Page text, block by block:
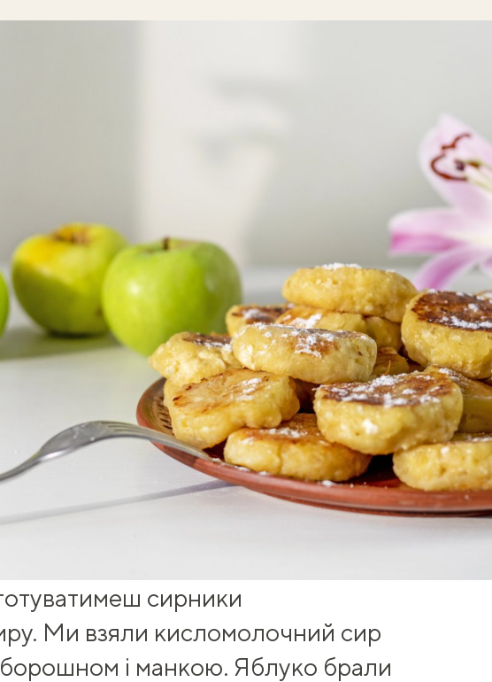
сирники
. Ми взяли кисломолочний сир
борошном і манкою. Яблуко брали